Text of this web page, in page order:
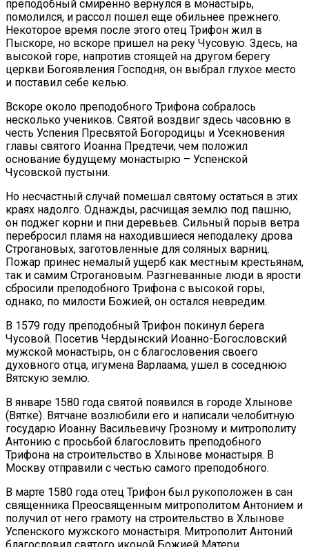
преподобный смиренно вернулся в монастырь,
помолился, и рассол пошел еще обильнее прежнего.
Некоторое время после этого отец Трифон жил в
Пыскоре, но вскоре пришел на реку Чусовую. Здесь, на
высокой горе, напротив стоящей на другом берегу
церкви Богоявления Господня, он выбрал глухое место
и поставил себе келью.
Вскоре около преподобного Трифона собралось
несколько учеников. Святой воздвиг здесь часовню в
честь Успения Пресвятой Богородицы и Усекновения
главы святого Иоанна Предтечи, чем положил
основание будущему монастырю – Успенской
Чусовской пустыни.
Но несчастный случай помешал святому остаться в этих
краях надолго. Однажды, расчищая землю под пашню,
он поджег корни и пни деревьев. Сильный порыв ветра
перебросил пламя на находившиеся неподалеку дрова
Строгановых, заготовленные для соляных варниц.
Пожар принес немалый ущерб как местным крестьянам,
так и самим Строгановым. Разгневанные люди в ярости
сбросили преподобного Трифона с высокой горы,
однако, по милости Божией, он остался невредим.
В 1579 году преподобный Трифон покинул берега
Чусовой. Посетив Чердынский Иоанно-Богословский
мужской монастырь, он с благословения своего
духовного отца, игумена Варлаама, ушел в соседнюю
Вятскую землю.
В январе 1580 года святой появился в городе Хлынове
(Вятке). Вятчане возлюбили его и написали челобитную
государю Иоанну Васильевичу Грозному и митрополиту
Антонию с просьбой благословить преподобного
Трифона на строительство в Хлынове монастыря. В
Москву отправили с честью самого преподобного.
В марте 1580 года отец Трифон был рукоположен в сан
священника Преосвященным митрополитом Антонием и
получил от него грамоту на строительство в Хлынове
Успенского мужского монастыря. Митрополит Антоний